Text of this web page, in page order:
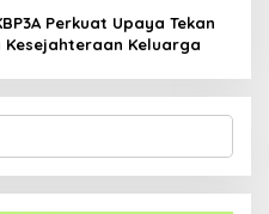
Perkuat Upaya Tekan
Keluarga